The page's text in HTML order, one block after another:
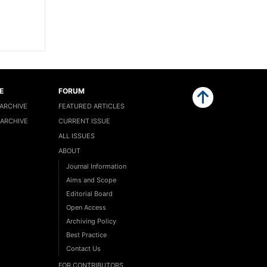
FORUM
FEATURED ARTICLES
CURRENT ISSUE
ALL ISSUES
ABOUT
Journal Information
Aims and Scope
Editorial Board
Open Access
Archiving Policy
Best Practice
Contact Us
FOR CONTRIBUTORS